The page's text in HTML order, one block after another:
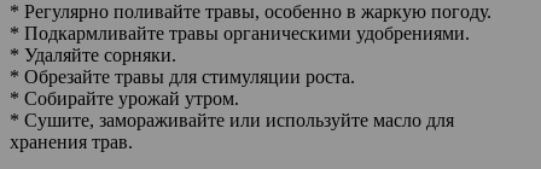
* Регулярно поливайте травы, особенно в жаркую погоду.
* Подкармливайте травы органическими удобрениями.
* Удаляйте сорняки.
* Обрезайте травы для стимуляции роста.
* Собирайте урожай утром.
* Сушите, замораживайте или используйте масло для
хранения трав.